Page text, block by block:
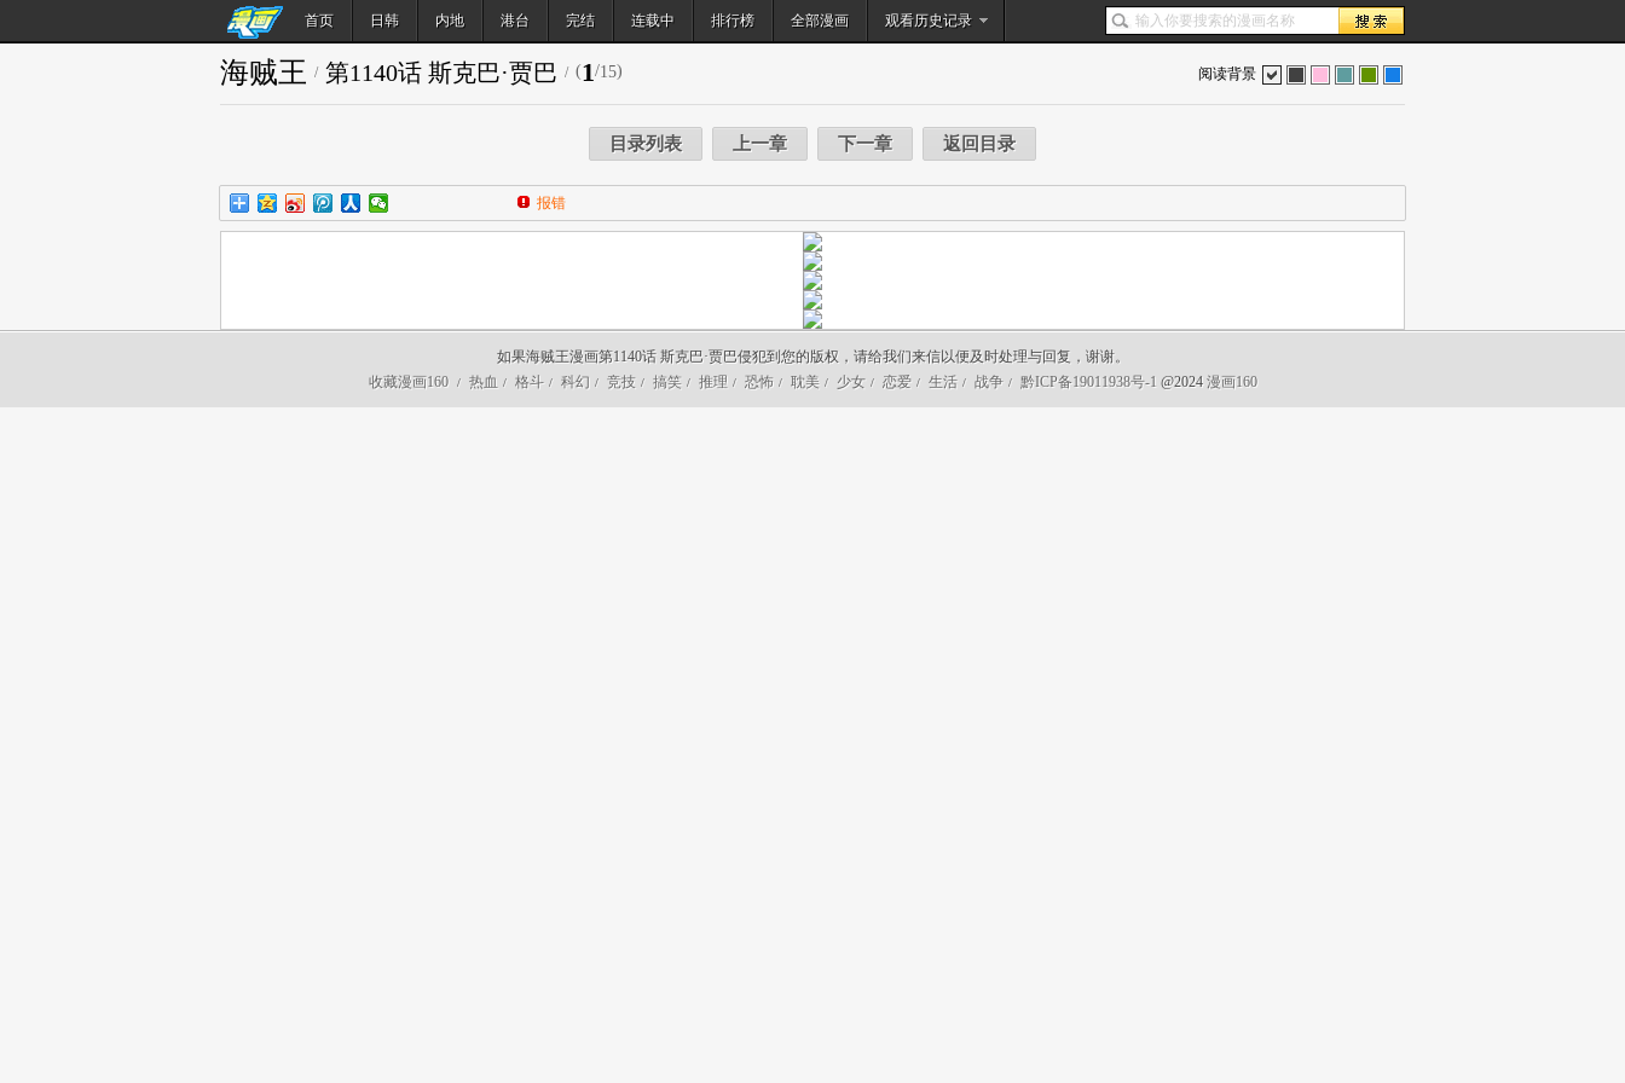
首页 日韩 内地 港台 完结 连载中 排行榜 全部漫画 观看历史记录
搜索
阅读背景
海贼王 / 第1140话 斯克巴·贾巴 / (1/15)
目录列表 上一章 下一章 返回目录
报错
如果海贼王漫画第1140话 斯克巴·贾巴侵犯到您的版权，请给我们来信以便及时处理与回复，谢谢。
收藏漫画160
/ 热血 / 格斗 / 科幻 / 竞技 / 搞笑 / 推理 / 恐怖 / 耽美 / 少女 / 恋爱 / 生活 / 战争 / 黔ICP备19011938号-1 @2024 漫画160